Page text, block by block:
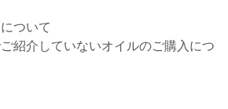
ついて
紹介していないオイルのご購入につ